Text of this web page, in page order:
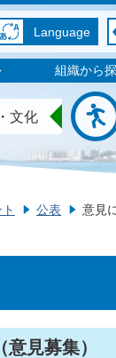
Language
組織から
文化
公表 意見
見募集）